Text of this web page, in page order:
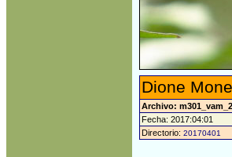
Dione
Archivo:
Fecha: 2017:04:01
Directorio: 20170401